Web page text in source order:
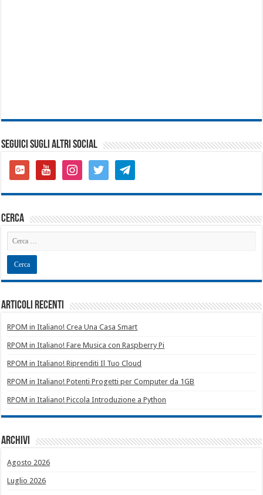
SEGUICI SUGLI ALTRI SOCIAL
google-
plus-
youtubeinstagramtwitter telegram
cerca
Articoli recenti
RPOM in Italiano! Crea Una Casa Smart
RPOM in Italiano! Fare Musica con Raspberry Pi
RPOM in Italiano! Riprenditi Il Tuo Cloud
RPOM in Italiano! Potenti Progetti per Computer da 1GB
RPOM in Italiano! Piccola Introduzione a Python
Archivi
Agosto 2026
Luglio 2026